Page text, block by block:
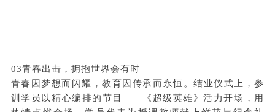
03青春出击，拥抱世界会有时
青春因梦想而闪耀，教育因传承而永恒。结业仪式上，参
训学员以精心编排的节目——《超级英雄》活力开场，用